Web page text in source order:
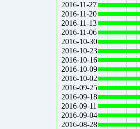
2016-11-27
2016-11-20
2016-11-13
2016-11-06
2016-10-30
2016-10-23
2016-10-16
2016-10-09
2016-10-02
2016-09-25
2016-09-18
2016-09-11
2016-09-04
2016-08-28